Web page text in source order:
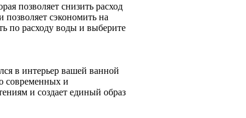
позволяет снизить расход
сэкономить на
по расходу воды и выберите
в интерьер вашей ванной
современных и
и создает единый образ